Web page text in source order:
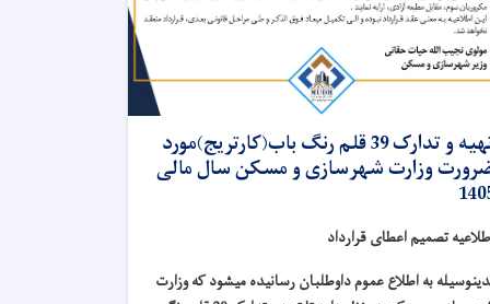
تهیه و تدارک 39 قلم رنگ باب(کارتریج)مورد
وزارت شهرسازی و مسکن سال مالی
تصمیم اعطای قرارداد
به اطلاع عموم داوطلبان رسانیده میشود که وزارت